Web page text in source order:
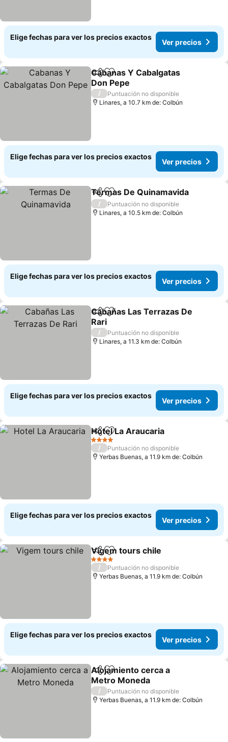
Elige fechas para ver los precios exactos
Ver precios
CompartirAgregar a favoritos
Cabanas Y Cabalgatas
Don Pepe
/
Puntuación no disponible
Linares, a 10.7 km de: Colbún
Elige fechas para ver los precios exactos
Ver precios
Compartir
Agregar a favoritos
Termas De Quinamavida
/
Puntuación no disponible
Linares, a 10.5 km de: Colbún
Elige fechas para ver los precios exactos
Ver precios
CompartirAgregar a favoritos
Cabañas Las Terrazas De
Rari
/
Puntuación no disponible
Linares, a 11.3 km de: Colbún
Elige fechas para ver los precios exactos
Ver precios
CompartirAgregar a favoritos
Hotel La Araucaria
4 Estrellas
/
Puntuación no disponible
Yerbas Buenas, a 11.9 km de: Colbún
Elige fechas para ver los precios exactos
Ver precios
CompartirAgregar a favoritos
Vigem tours chile
4 Estrellas
/
Puntuación no disponible
Yerbas Buenas, a 11.9 km de: Colbún
Elige fechas para ver los precios exactos
Ver precios
CompartirAgregar a favoritos
Alojamiento cerca a
Metro Moneda
/
Puntuación no disponible
Yerbas Buenas, a 11.9 km de: Colbún